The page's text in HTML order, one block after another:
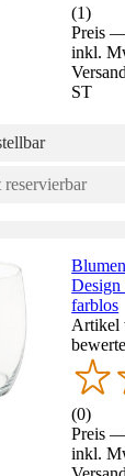
(1)
Preis
inkl.
ST
farblos
Artikel
(0)
Preis
inkl.